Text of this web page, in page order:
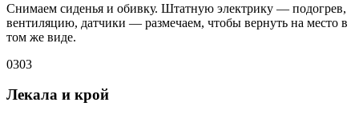
Снимаем сиденья и обивку. Штатную электрику — подогрев,
вентиляцию, датчики — размечаем, чтобы вернуть на место в
том же виде.
0303
Лекала и крой